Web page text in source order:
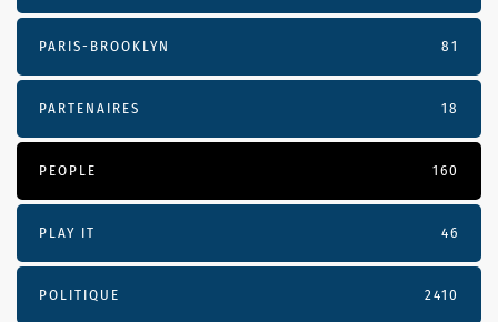
PARIS-BROOKLYN 81
PARTENAIRES 18
PEOPLE 160
PLAY IT 46
POLITIQUE 2410